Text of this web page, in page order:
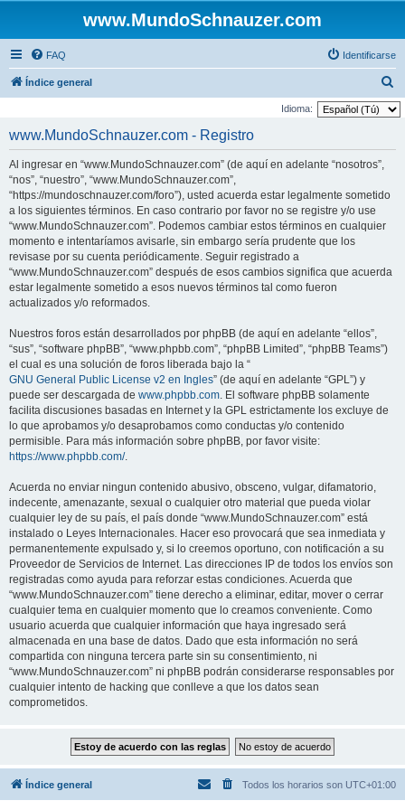
www.MundoSchnauzer.com
FAQ Identificarse
Índice general
u
Idioma:
www.MundoSchnauzer.com - Registro
Al ingresar en “www.MundoSchnauzer.com” (de aquí en adelante “nosotros”,
“nos”, “nuestro”, “www.MundoSchnauzer.com”,
“https://mundoschnauzer.com/foro”), usted acuerda estar legalmente sometido
a los siguientes términos. En caso contrario por favor no se registre y/o use
“www.MundoSchnauzer.com”. Podemos cambiar estos términos en cualquier
momento e intentaríamos avisarle, sin embargo sería prudente que los
revisase por su cuenta periódicamente. Seguir registrado a
“www.MundoSchnauzer.com” después de esos cambios significa que acuerda
estar legalmente sometido a esos nuevos términos tal como fueron
actualizados y/o reformados.
Nuestros foros están desarrollados por phpBB (de aquí en adelante “ellos”,
“sus”, “software phpBB”, “www.phpbb.com”, “phpBB Limited”, “phpBB Teams”)
el cual es una solución de foros liberada bajo la “
GNU General Public License v2 en Ingles” (de aquí en adelante “GPL”) y
puede ser descargada de www.phpbb.com. El software phpBB solamente
facilita discusiones basadas en Internet y la GPL estrictamente los excluye de
lo que aprobamos y/o desaprobamos como conductas y/o contenido
permisible. Para más información sobre phpBB, por favor visite:
https://www.phpbb.com/.
Acuerda no enviar ningun contenido abusivo, obsceno, vulgar, difamatorio,
indecente, amenazante, sexual o cualquier otro material que pueda violar
cualquier ley de su país, el país donde “www.MundoSchnauzer.com” está
instalado o Leyes Internacionales. Hacer eso provocará que sea inmediata y
permanentemente expulsado y, si lo creemos oportuno, con notificación a su
Proveedor de Servicios de Internet. Las direcciones IP de todos los envíos son
registradas como ayuda para reforzar estas condiciones. Acuerda que
“www.MundoSchnauzer.com” tiene derecho a eliminar, editar, mover o cerrar
cualquier tema en cualquier momento que lo creamos conveniente. Como
usuario acuerda que cualquier información que haya ingresado será
almacenada en una base de datos. Dado que esta información no será
compartida con ninguna tercera parte sin su consentimiento, ni
“www.MundoSchnauzer.com” ni phpBB podrán considerarse responsables por
cualquier intento de hacking que conlleve a que los datos sean
comprometidos.
Índice general Todos los horarios son UTC+01:00